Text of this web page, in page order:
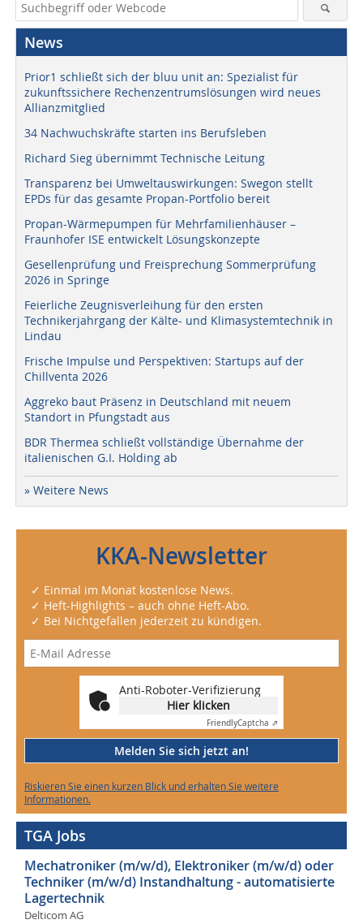
News
Prior1 schließt sich der bluu unit an: Spezialist für
zukunftssichere Rechenzentrumslösungen wird neues
Allianzmitglied
34 Nachwuchskräfte starten ins Berufsleben
Richard Sieg übernimmt Technische Leitung
Transparenz bei Umweltauswirkungen: Swegon stellt
EPDs für das gesamte Propan-Portfolio bereit
Propan-Wärmepumpen für Mehrfamilienhäuser –
Fraunhofer ISE entwickelt Lösungskonzepte
Gesellenprüfung und Freisprechung Sommerprüfung
2026 in Springe
Feierliche Zeugnisverleihung für den ersten
Technikerjahrgang der Kälte- und Klimasystemtechnik in
Lindau
Frische Impulse und Perspektiven: Startups auf der
Chillventa 2026
Aggreko baut Präsenz in Deutschland mit neuem
Standort in Pfungstadt aus
BDR Thermea schließt vollständige Übernahme der
italienischen G.I. Holding ab
» Weitere News
KKA-Newsletter
✓ Einmal im Monat kostenlose News.
✓ Heft-Highlights – auch ohne Heft-Abo.
✓ Bei Nichtgefallen jederzeit zu kündigen.
Anti-Roboter-Verifizierung
Hier klicken
FriendlyCaptcha ⇗
Melden Sie sich jetzt an!
Riskieren Sie einen kurzen Blick und erhalten Sie weitere
Informationen.
TGA Jobs
Mechatroniker (m/w/d), Elektroniker (m/w/d) oder
Techniker (m/w/d) Instandhaltung - automatisierte
Lagertechnik
Delticom AG